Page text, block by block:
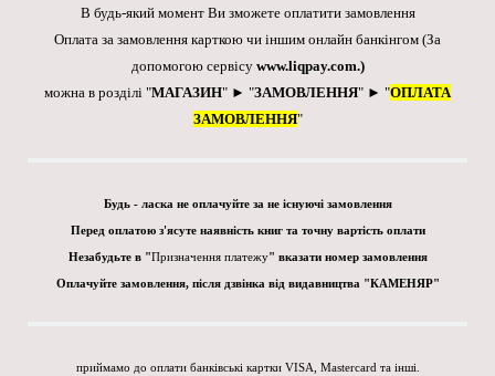
В будь-який момент Ви зможете оплатити замовлення
Оплата за замовлення карткою чи іншим онлайн банкінгом (За
допомогою сервісу www.liqpay.com.)
можна в розділі "МАГАЗИН" ► "ЗАМОВЛЕННЯ" ► "ОПЛАТА
ЗАМОВЛЕННЯ"
Будь - ласка не оплачуйте за не існуючі замовлення
Перед оплатою з'ясуте наявність книг та точну вартість оплати
Незабудьте в "Призначення платежу" вказати номер замовлення
Оплачуйте замовлення, після дзвінка від видавництва "КАМЕНЯР"
приймамо до оплати банківські картки VISA, Mastercard та інші.